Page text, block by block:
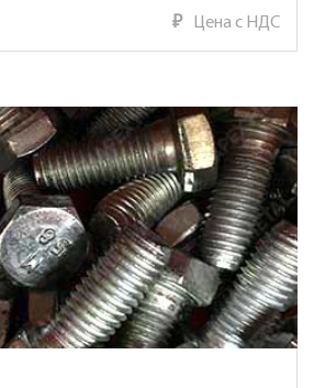
₽ Цена с НДС